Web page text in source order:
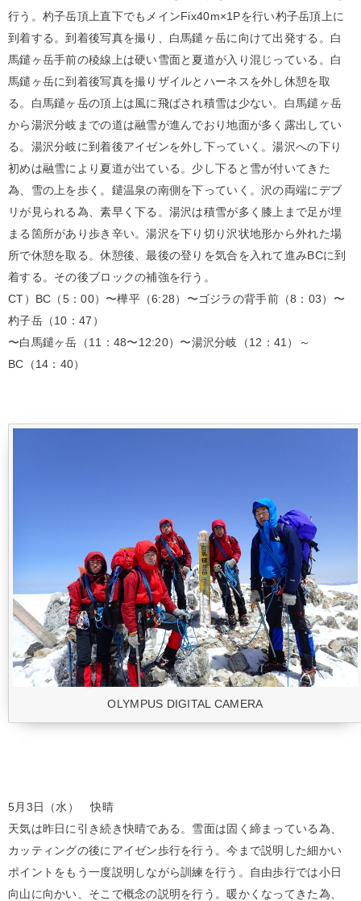
行う。杓子岳頂上直下でもメインFix40m×1Pを行い杓子岳頂上に
到着する。到着後写真を撮り、白馬鑓ヶ岳に向けて出発する。白
馬鑓ヶ岳手前の稜線上は硬い雪面と夏道が入り混じっている。白
馬鑓ヶ岳に到着後写真を撮りザイルとハーネスを外し休憩を取
る。白馬鑓ヶ岳の頂上は風に飛ばされ積雪は少ない。白馬鑓ヶ岳
から湯沢分岐までの道は融雪が進んでおり地面が多く露出してい
る。湯沢分岐に到着後アイゼンを外し下っていく。湯沢への下り
初めは融雪により夏道が出ている。少し下ると雪が付いてきた
為、雪の上を歩く。鑓温泉の南側を下っていく。沢の両端にデブ
リが見られる為、素早く下る。湯沢は積雪が多く膝上まで足が埋
まる箇所があり歩き辛い。湯沢を下り切り沢状地形から外れた場
所で休憩を取る。休憩後、最後の登りを気合を入れて進みBCに到
着する。その後ブロックの補強を行う。
CT）BC（5：00）〜樺平（6:28）〜ゴジラの背手前（8：03）〜
杓子岳（10：47）
〜白馬鑓ヶ岳（11：48〜12:20）〜湯沢分岐（12：41）～
BC（14：40）
OLYMPUS DIGITAL CAMERA
5月3日（水） 快晴
天気は昨日に引き続き快晴である。雪面は固く締まっている為、
カッティングの後にアイゼン歩行を行う。今まで説明した細かい
ポイントをもう一度説明しながら訓練を行う。自由歩行では小日
向山に向かい、そこで概念の説明を行う。暖かくなってきた為、